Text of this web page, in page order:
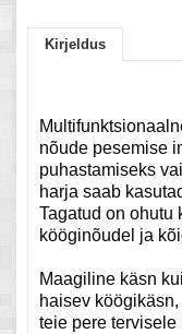
Kirjeldus
nõude pesemise
puhastamiseks
harja saab
Tagatud on ohutu
kööginõudel ja
Maagiline käsn
haisev
teie pere